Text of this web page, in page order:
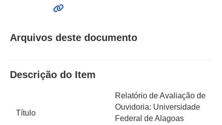
Arquivos deste documento
Descrição do Item
Título
Relatório de Avaliação de
Ouvidoria: Universidade
Federal de Alagoas